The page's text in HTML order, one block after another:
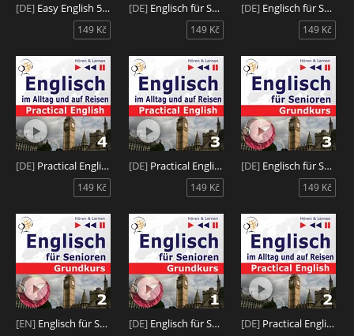
[DE] Easy English 5: Die Welt ums uns herum
149 Kč
[DE]Englisch für Senioren 5: Auf Reisen
149 Kč
[DE] Englisch für Senioren 4: Freizeit
149 Kč
[DE] Practical English 4: Problemlösungen
149 Kč
[DE]Practical English 3: Sport und Gesundheit
149 Kč
[DE] Englisch für Senioren 3: Haus und Welt
149 Kč
[EN] Englisch für Senioren 2: Das tägliche Leben [DE]Englisch für Senioren 1: Mensch und Familie [DE] Practical English 2: Ausbildung und Arbeit